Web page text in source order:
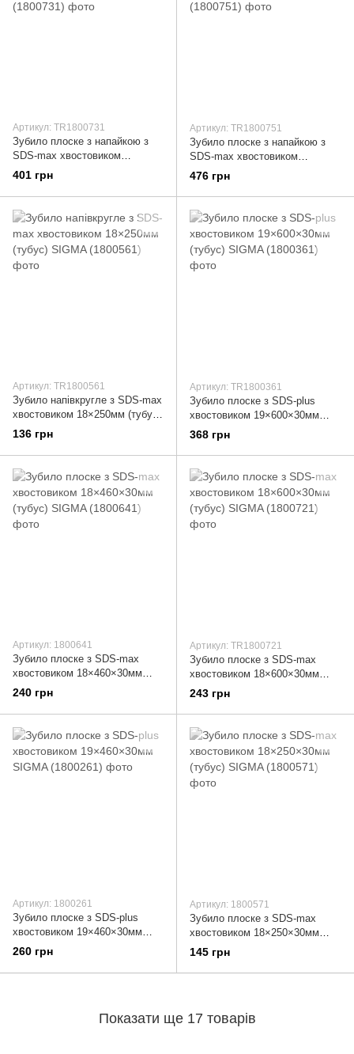
Артикул: TR1800731
Зубило плоске з напайкою з
SDS-max хвостовиком
18×600×20мм (тубус) SIGMA
(1800731)
401 грн
Артикул: TR1800751
Зубило плоске з напайкою з
SDS-max хвостовиком
18×600×40мм (тубус) SIGMA
(1800751)
476 грн
Артикул: TR1800561
Зубило напівкругле з SDS-max
хвостовиком 18×250мм (тубус)
SIGMA (1800561)
136 грн
Артикул: TR1800361
Зубило плоске з SDS-plus
хвостовиком 19×600×30мм
(тубус) SIGMA (1800361)
368 грн
Артикул: 1800641
Зубило плоске з SDS-max
хвостовиком 18×460×30мм
(тубус) SIGMA (1800641)
240 грн
Артикул: TR1800721
Зубило плоске з SDS-max
хвостовиком 18×600×30мм
(тубус) SIGMA (1800721)
243 грн
Артикул: 1800261
Зубило плоске з SDS-plus
хвостовиком 19×460×30мм
SIGMA (1800261)
260 грн
Артикул: 1800571
Зубило плоске з SDS-max
хвостовиком 18×250×30мм
(тубус) SIGMA (1800571)
145 грн
Показати ще 17 товарів